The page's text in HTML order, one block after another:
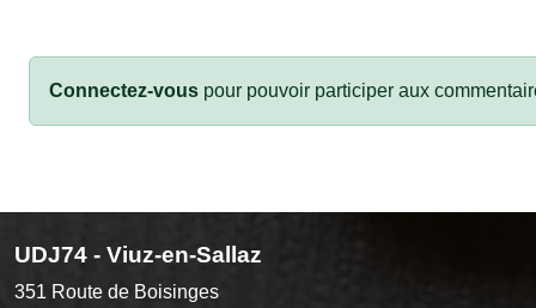
Connectez-vous pour pouvoir participer aux
UDJ74 - Viuz-en-Sallaz
351 Route de Boisinges